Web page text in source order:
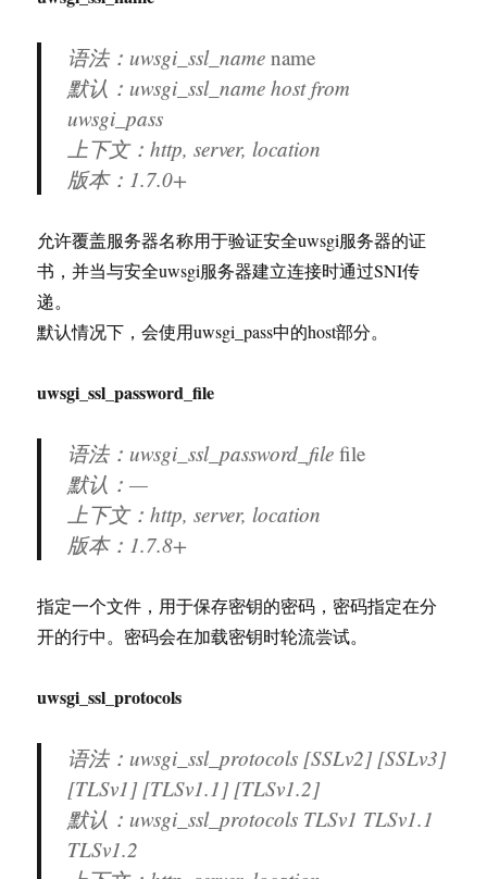
语法：uwsgi_ssl_namename
默认：uwsgi_ssl_name host from
uwsgi_pass
上下文：http, server, location
版本： 1.7.0+
允许覆盖服务器名称用于验证安全uwsgi服务器的证
书，并当与安全uwsgi服务器建立连接时通过SNI传
递。
默认情况下，会使用uwsgi_pass中的host部分。
uwsgi_ssl_password_file
语法：uwsgi_ssl_password_filefile
默认：—
上下文：http, server, location
版本： 1.7.8+
指定一个文件，用于保存密钥的密码，密码指定在分
开的行中。密码会在加载密钥时轮流尝试。
uwsgi_ssl_protocols
语法：uwsgi_ssl_protocols [SSLv2] [SSLv3]
[TLSv1] [TLSv1.1] [TLSv1.2]
默认：uwsgi_ssl_protocols TLSv1 TLSv1.1
TLSv1.2